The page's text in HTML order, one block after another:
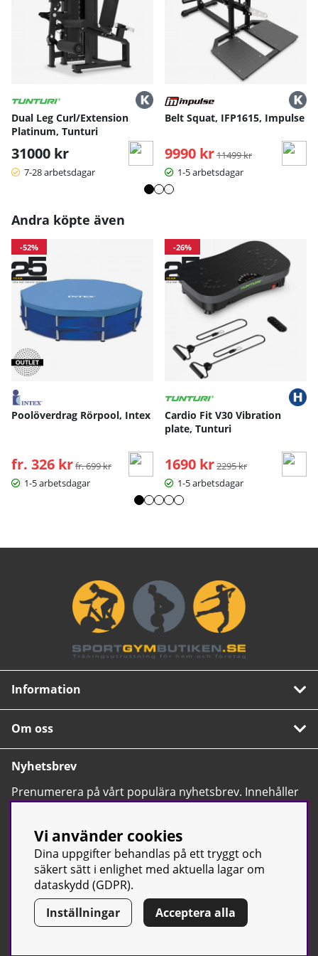
Dual Leg Curl/Extension
Platinum, Tunturi
31000 kr
7-28 arbetsdagar
Belt Squat, IFP1615, Impulse
9990 kr Ordinarie pris:
11499 kr
1-5 arbetsdagar
Andra köpte även
-52%
Poolöverdrag Rörpool, Intex
fr. 326 kr Ordinarie pris:
fr. 699 kr
1-5 arbetsdagar
-26%
Cardio Fit V30 Vibration
plate, Tunturi
1690 kr Ordinarie pris:
2295 kr
1-5 arbetsdagar
Information
Om oss
Nyhetsbrev
Prenumerera på vårt populära nyhetsbrev. Innehåller
tips, nyheter och våra allra bästa erbjudanden.
© Sport & Gym Butiken JTC AB | Kontakta oss| All rights reserved
| Org.nr: 556668-7058 | Tel: 0500-42 87 00
Vi använder cookies
Dina uppgifter behandlas på ett tryggt och
säkert sätt i enlighet med aktuella lagar om
dataskydd (GDPR).
Inställningar
Acceptera alla